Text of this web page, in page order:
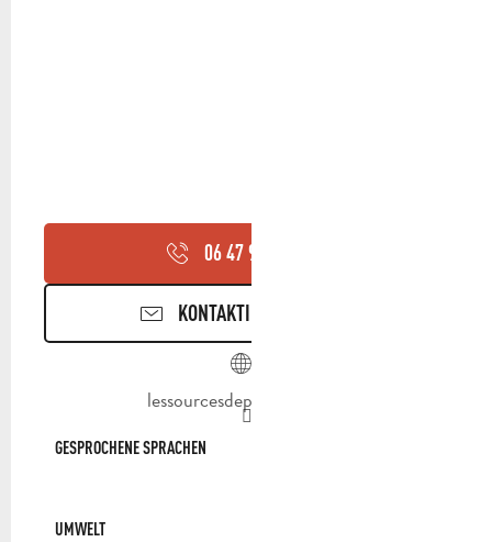
06 47 97 50
KONTAKTIEREN SIE UNS
lessourcesdepasithea.com
GESPROCHENE SPRACHEN
GESPROCHENE SPRACHEN
UMWELT
UMWELT